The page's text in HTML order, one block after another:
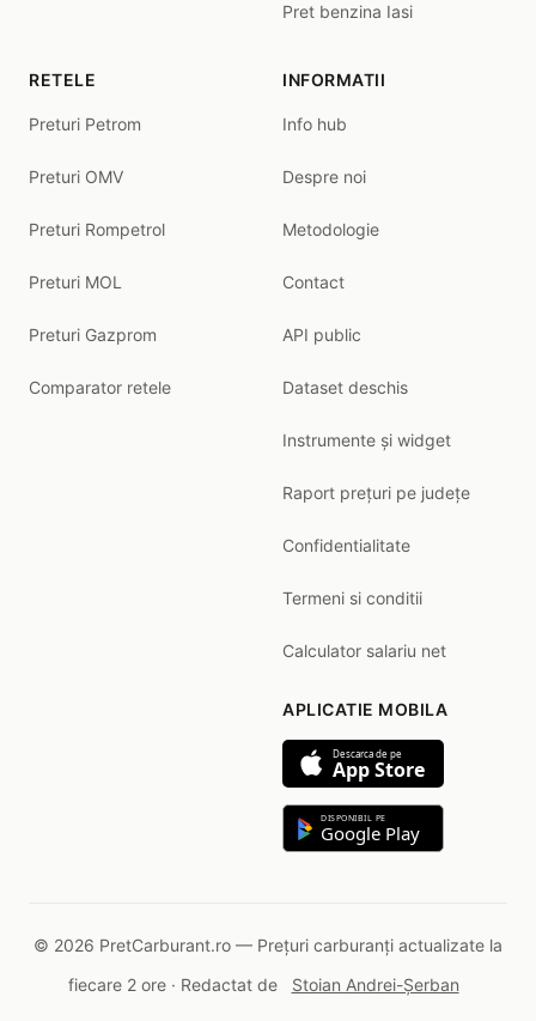
Pret benzina Iasi
RETELE
Preturi Petrom
Preturi OMV
Preturi Rompetrol
Preturi MOL
Preturi Gazprom
Comparator retele
INFORMATII
Info hub
Despre noi
Metodologie
Contact
API public
Dataset deschis
Instrumente și widget
Raport prețuri pe județe
Confidentialitate
Termeni si conditii
Calculator salariu net
APLICATIE MOBILA
Descarca de pe
App Store
DISPONIBIL PE
Google Play
© 2026 PretCarburant.ro — Prețuri carburanți actualizate la
fiecare 2 ore · Redactat de
Stoian Andrei-Șerban